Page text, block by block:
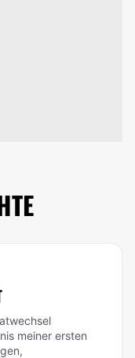
meiner ersten